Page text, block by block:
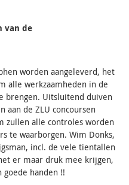
van de
worden aangeleverd, het
alle werkzaamheden in de
brengen. Uitsluitend duiven
aan de ZLU concoursen
zullen alle controles worden
te waarborgen. Wim Donks,
incl. de vele tientallen
er maar druk mee krijgen,
goede handen !!